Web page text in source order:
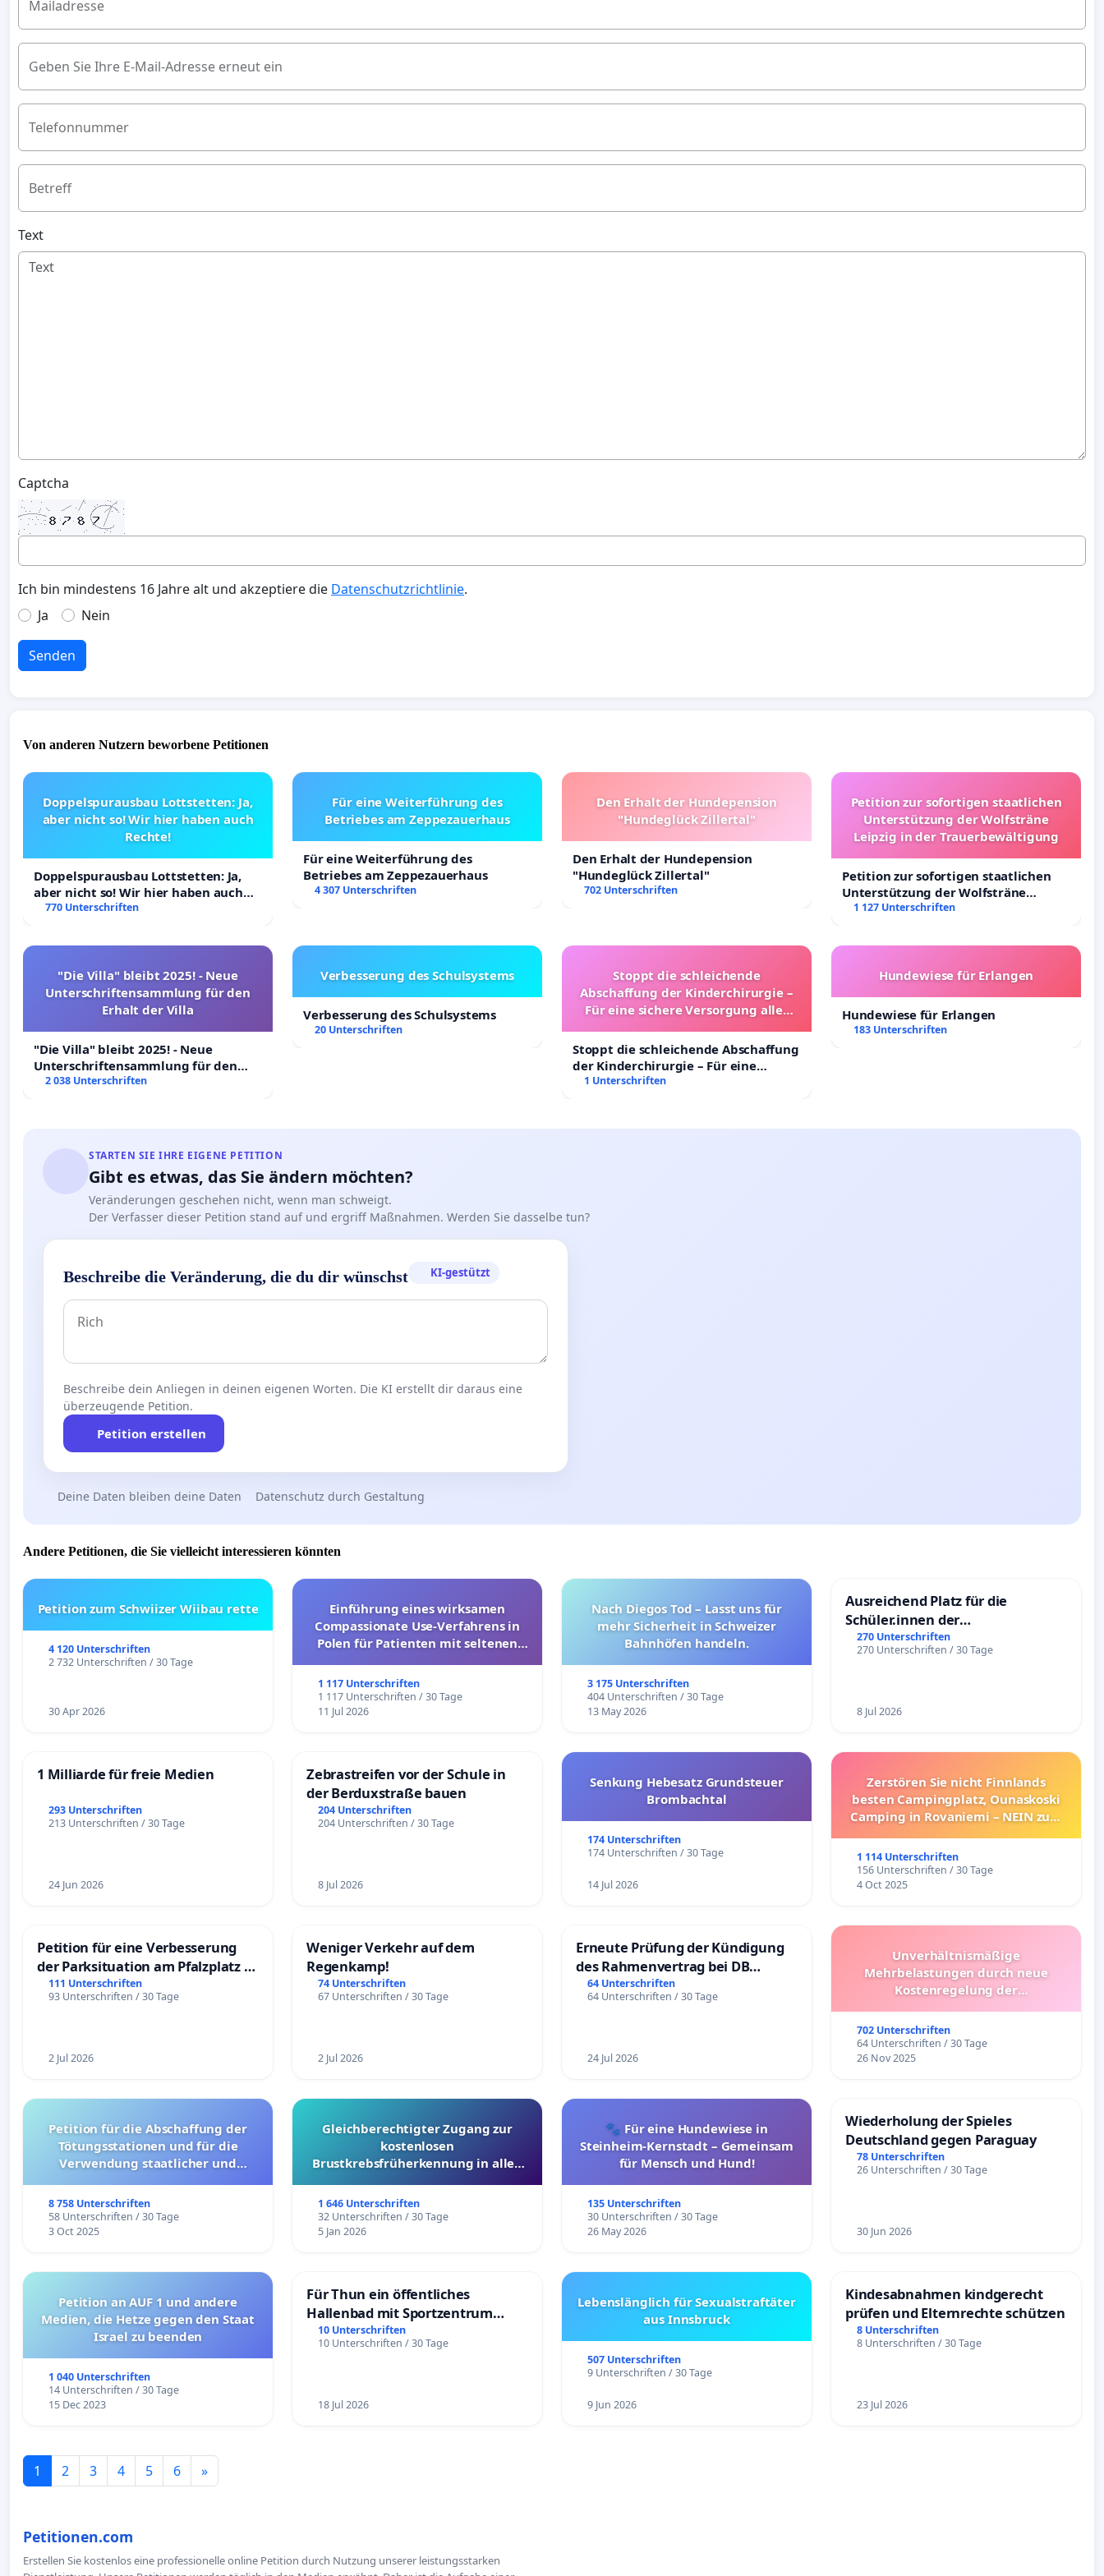
Mailadresse
Geben Sie Ihre E-Mail-Adresse erneut ein
Telefonnummer
Betreff
Text
Captcha
Ich bin mindestens 16 Jahre alt und akzeptiere die Datenschutzrichtlinie.
Ja
Nein
Senden
Von anderen Nutzern beworbene Petitionen
Doppelspurausbau Lottstetten: Ja,
aber nicht so! Wir hier haben auch
Rechte!
Doppelspurausbau Lottstetten: Ja,
aber nicht so! Wir hier haben auch
Rechte!
770 Unterschriften
Für eine Weiterführung des
Betriebes am Zeppezauerhaus
Für eine Weiterführung des
Betriebes am Zeppezauerhaus
4 307 Unterschriften
Den Erhalt der Hundepension
"Hundeglück Zillertal"
Den Erhalt der Hundepension
"Hundeglück Zillertal"
702 Unterschriften
Petition zur sofortigen staatlichen
Unterstützung der Wolfsträne
Leipzig in der Trauerbewältigung
Petition zur sofortigen staatlichen
Unterstützung der Wolfsträne
Leipzig in der Trauerbewältigung
1 127 Unterschriften
"Die Villa" bleibt 2025! - Neue
Unterschriftensammlung für den
Erhalt der Villa
"Die Villa" bleibt 2025! - Neue
Unterschriftensammlung für den
Erhalt der Villa
2 038 Unterschriften
Verbesserung des Schulsystems
Verbesserung des Schulsystems
20 Unterschriften
Stoppt die schleichende
Abschaffung der Kinderchirurgie –
Für eine sichere Versorgung aller
Stoppt die schleichende Abschaffung
der Kinderchirurgie – Für eine
sichere Versorgung aller Kinder in
1 Unterschriften
Hundewiese für Erlangen
Hundewiese für Erlangen
183 Unterschriften
STARTEN SIE IHRE EIGENE PETITION
Gibt es etwas, das Sie ändern möchten?
Veränderungen geschehen nicht, wenn man schweigt.
Der Verfasser dieser Petition stand auf und ergriff Maßnahmen. Werden Sie dasselbe tun?
Beschreibe die Veränderung, die du dir wünschst KI-gestützt
Beschreibe dein Anliegen in deinen eigenen Worten. Die KI erstellt dir daraus eine
überzeugende Petition.
Petition erstellen
Deine Daten bleiben deine Daten Datenschutz durch Gestaltung
Andere Petitionen, die Sie vielleicht interessieren könnten
Petition zum Schwiizer Wiibau rette
4 120 Unterschriften
2 732 Unterschriften / 30 Tage
30 Apr 2026
Einführung eines wirksamen
Compassionate Use-Verfahrens in
Polen für Patienten mit seltenen
1 117 Unterschriften
1 117 Unterschriften / 30 Tage
11 Jul 2026
Nach Diegos Tod – Lasst uns für
mehr Sicherheit in Schweizer
Bahnhöfen handeln.
3 175 Unterschriften
404 Unterschriften / 30 Tage
13 May 2026
Ausreichend Platz für die
Schüler.innen der
Schönbergschule
270 Unterschriften
270 Unterschriften / 30 Tage
8 Jul 2026
1 Milliarde für freie Medien
293 Unterschriften
213 Unterschriften / 30 Tage
24 Jun 2026
Zebrastreifen vor der Schule in
der Berduxstraße bauen
204 Unterschriften
204 Unterschriften / 30 Tage
8 Jul 2026
Senkung Hebesatz Grundsteuer
Brombachtal
174 Unterschriften
174 Unterschriften / 30 Tage
14 Jul 2026
Zerstören Sie nicht Finnlands
besten Campingplatz, Ounaskoski
Camping in Rovaniemi – NEIN zum
1 114 Unterschriften
156 Unterschriften / 30 Tage
4 Oct 2025
Petition für eine Verbesserung
der Parksituation am Pfalzplatz in
Mannheim
111 Unterschriften
93 Unterschriften / 30 Tage
2 Jul 2026
Weniger Verkehr auf dem
Regenkamp!
74 Unterschriften
67 Unterschriften / 30 Tage
2 Jul 2026
Erneute Prüfung der Kündigung
des Rahmenvertrag bei DB
Fahrwegdienste Gmbh
64 Unterschriften
64 Unterschriften / 30 Tage
24 Jul 2026
Unverhältnismäßige
Mehrbelastungen durch neue
Kostenregelung der
Überprüfung und Alternativen
702 Unterschriften
64 Unterschriften / 30 Tage
26 Nov 2025
Petition für die Abschaffung der
Tötungsstationen und für die
Verwendung staatlicher und
8 758 Unterschriften
58 Unterschriften / 30 Tage
3 Oct 2025
Gleichberechtigter Zugang zur
kostenlosen
Brustkrebsfrüherkennung in allen
1 646 Unterschriften
32 Unterschriften / 30 Tage
5 Jan 2026
🐾 Für eine Hundewiese in
Steinheim-Kernstadt – Gemeinsam
für Mensch und Hund!
135 Unterschriften
30 Unterschriften / 30 Tage
26 May 2026
Wiederholung der Spieles
Deutschland gegen Paraguay
78 Unterschriften
26 Unterschriften / 30 Tage
30 Jun 2026
Petition an AUF 1 und andere
Medien, die Hetze gegen den Staat
Israel zu beenden
1 040 Unterschriften
14 Unterschriften / 30 Tage
15 Dec 2023
Für Thun ein öffentliches
Hallenbad mit Sportzentrum
schaffen
10 Unterschriften
10 Unterschriften / 30 Tage
18 Jul 2026
Lebenslänglich für Sexualstraftäter
aus Innsbruck
507 Unterschriften
9 Unterschriften / 30 Tage
9 Jun 2026
Kindesabnahmen kindgerecht
prüfen und Elternrechte schützen
8 Unterschriften
8 Unterschriften / 30 Tage
23 Jul 2026
1 2 3 4 5 6 »
Petitionen.com
Erstellen Sie kostenlos eine professionelle online Petition durch Nutzung unserer leistungsstarken